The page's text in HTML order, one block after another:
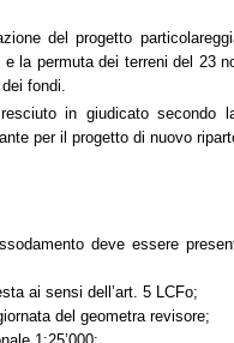
del progetto
la permuta dei terreni del 23
fondi.
in giudicato secondo
per il progetto di nuovo
deve essere
ai sensi dell’art. 5 LCFo;
del geometra revisore;